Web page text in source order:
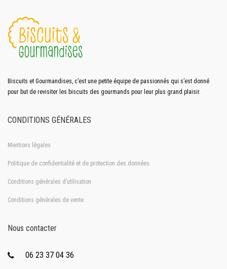
Biscuits et Gourmandises, c’est une petite équipe de passionnés qui s’est donné
pour but de revisiter les biscuits des gourmands pour leur plus grand plaisir.
CONDITIONS GÉNÉRALES
Mentions légales
Politique de confidentialité et de protection des données
Conditions générales d’utilisation
Conditions générales de vente
Nous contacter
06 23 37 04 36